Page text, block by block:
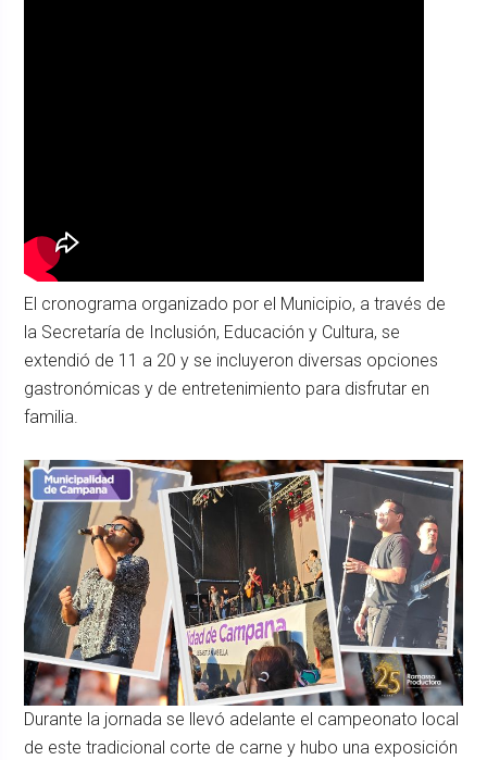
El cronograma organizado por el Municipio, a través de
la Secretaría de Inclusión, Educación y Cultura, se
extendió de 11 a 20 y se incluyeron diversas opciones
gastronómicas y de entretenimiento para disfrutar en
familia.
Durante la jornada se llevó adelante el campeonato local
de este tradicional corte de carne y hubo una exposición